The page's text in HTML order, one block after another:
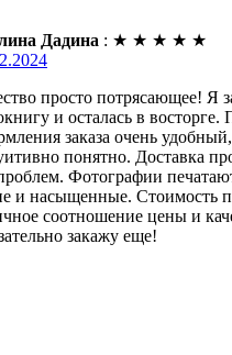
Дадина : ★ ★ ★ ★ ★
просто потрясающее! Я
и осталась в восторге.
заказа очень
понятно. Доставка
Фотографии
и насыщенные. Стоимость
соотношение цены и
закажу еще!